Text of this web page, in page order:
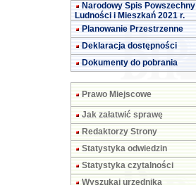
Narodowy Spis Powszechny
Ludności i Mieszkań 2021 r.
Planowanie Przestrzenne
Deklaracja dostępności
Dokumenty do pobrania
Prawo Miejscowe
Jak załatwić sprawę
Redaktorzy Strony
Statystyka odwiedzin
Statystyka czytalności
Wyszukaj urzędnika